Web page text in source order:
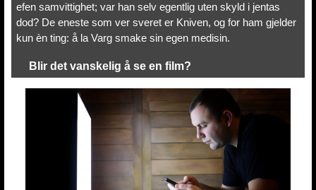
efen samvittighet; var han selv egentlig uten skyld i jentas
dod? De eneste som ver sveret er Kniven, og for ham gjelder
kun èn ting: å la Varg smake sin egen medisin.
Blir det vanskelig å se en film?